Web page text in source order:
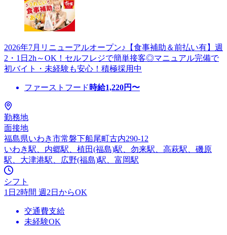
2026年7月リニューアルオープン♪【食事補助＆前払い有】週
2・1日2h～OK！セルフレジで簡単接客◎マニュアル完備で
初バイト・未経験も安心！積極採用中
ファーストフード 時給1,220円〜
勤務地
面接地
福島県いわき市常磐下船尾町古内290-12
いわき駅、内郷駅、植田(福島)駅、勿来駅、高萩駅、磯原
駅、大津港駅、広野(福島)駅、富岡駅
シフト
1日2時間 週2日からOK
交通費支給
未経験OK